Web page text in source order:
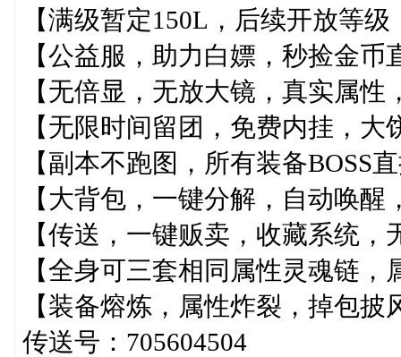
【满级暂定150L，后续开放等
【公益服，助力白嫖，秒捡金币
【无倍显，无放大镜，真实属性
【无限时间留团，免费内挂，大
【副本不跑图，所有装备BOSS
【大背包，一键分解，自动唤醒
【传送，一键贩卖，收藏系统，
【全身可三套相同属性灵魂链，
【装备熔炼，属性炸裂，掉包披
传送号：705604504